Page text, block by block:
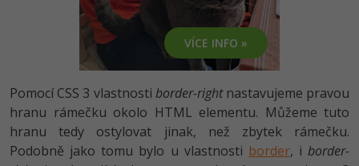
HTML5, CSS3, Bootstrap, SEO
SQL a databáze
Testování a verzování
UML a návrhové vzory
PHP
JavaScript
Python
HTML / CSS
Vývojář mobilních aplikací
Specialista na AI a bigdata
C# Game developer
Webdesigner
Tester
Python -80%
JavaScript
PHP
C++ -80%
-80%
Digitální gramotnost
Marketing
WordPress
SEO -30%
Photoshop
Adobe Illustrator -80%
Adobe Lightroom -30%
Adobe XD -15%
VÍCE INFO »
Pomocí CSS 3 vlastnosti border-rightnastavujeme pravou
hranu rámečku okolo HTML elementu. Můžeme tuto
hranu tedy ostylovat jinak, než zbytek rámečku.
Podobně jako tomu bylo u vlastnosti border, i border-